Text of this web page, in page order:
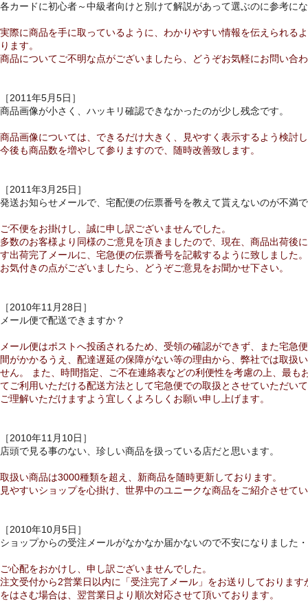
各カードに初心者～中級者向けと別けて解説があって選ぶのに参考に
実際に商品を手に取っているように、わかりやすい情報を伝えられる
ります。
商品についてご不明な点がございましたら、どうぞお気軽にお問い合
［2011年5月5日］
商品画像が小さく、ハッキリ確認できなかったのが少し残念です。
商品画像については、できるだけ大きく、見やすく表示するよう検討
今後も商品数を増やして参りますので、随時改善致します。
［2011年3月25日］
発送お知らせメールで、宅配便の伝票番号を教えて貰えないのが不満
ご不便をお掛けし、誠に申し訳ございませんでした。
多数のお客様より同様のご意見を頂きましたので、現在、商品出荷後
す出荷完了メールに、宅急便の伝票番号を記載するように致しました。
お気付きの点がございましたら、どうぞご意見をお聞かせ下さい。
［2010年11月28日］
メール便で配送できますか？
メール便はポストへ投函されるため、受領の確認ができず、また宅急
間がかかるうえ、配達遅延の保障がない等の理由から、弊社では取扱
せん。 また、時間指定、ご不在連絡表などの利便性を考慮の上、最も
てご利用いただける配送方法として宅急便での取扱とさせていただい
ご理解いただけますよう宜しくよろしくお願い申し上げます。
［2010年11月10日］
店頭で見る事のない、珍しい商品を扱っている店だと思います。
取扱い商品は3000種類を超え、新商品を随時更新しております。
見やすいショップを心掛け、世界中のユニークな商品をご紹介させて
［2010年10月5日］
ショップからの受注メールがなかなか届かないので不安になりました
ご心配をおかけし、申し訳ございませんでした。
注文受付から2営業日以内に「受注完了メール」をお送りしております
をはさむ場合は、翌営業日より順次対応させて頂いております。